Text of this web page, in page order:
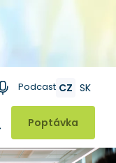
Podcast CZ SK
Hledat
Poptávka